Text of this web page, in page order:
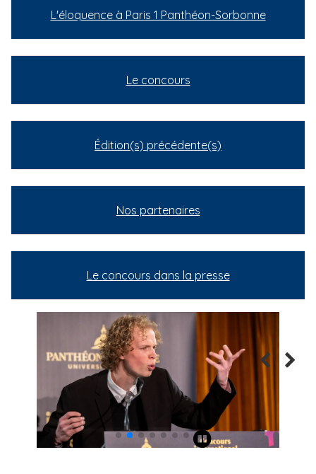
L'éloquence à Paris 1 Panthéon-Sorbonne
Le concours
Édition(s) précédente(s)
Nos partenaires
Le concours dans la presse